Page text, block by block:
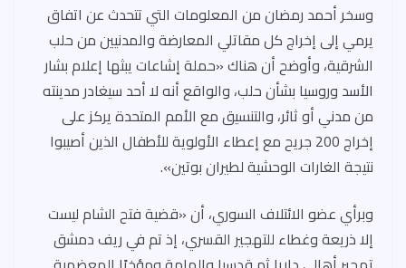
وسخر أحمد رمضان من المعلومات التي تتحدث عن اتفاق
يرمي إلى إخراج كل مقاتلي المعارضة والمدنيين من حلب
الشرقية، وأوضح أن هناك «حملة إشاعات يبثها إعلام بشار
الأسد وروسيا بشأن حلب، والواقع أنه لا أحد سيغادر مدينته
من مدني أو ثائر، والتنسيق مع الأمم المتحدة يركز على
إخراج 200 جريح مع إعطاء الأولوية للأطفال الذين أصيبوا
نتيجة الغارات الوحشية لطيران بوتين».
وبرأي عضو الائتلاف السوري، أن «قضية فتح الشام ليست
إلا ذريعة وغطاء للتهجير القسري، إذ تم في ريف دمشق